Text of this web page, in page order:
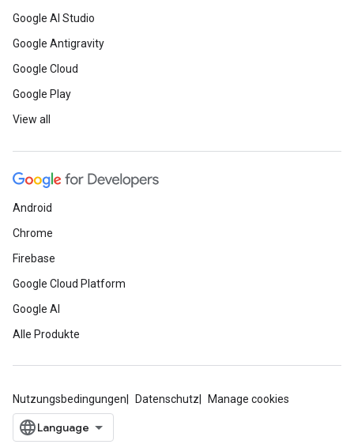
Google AI Studio
Google Antigravity
Google Cloud
Google Play
View all
Android
Chrome
Firebase
Google Cloud Platform
Google AI
Alle Produkte
Nutzungsbedingungen Datenschutz Manage cookies